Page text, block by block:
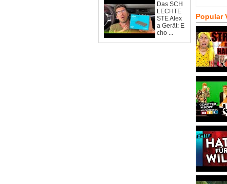
Das SCH
LECHTE
STE Alex
a Gerät: E
cho ...
Popular